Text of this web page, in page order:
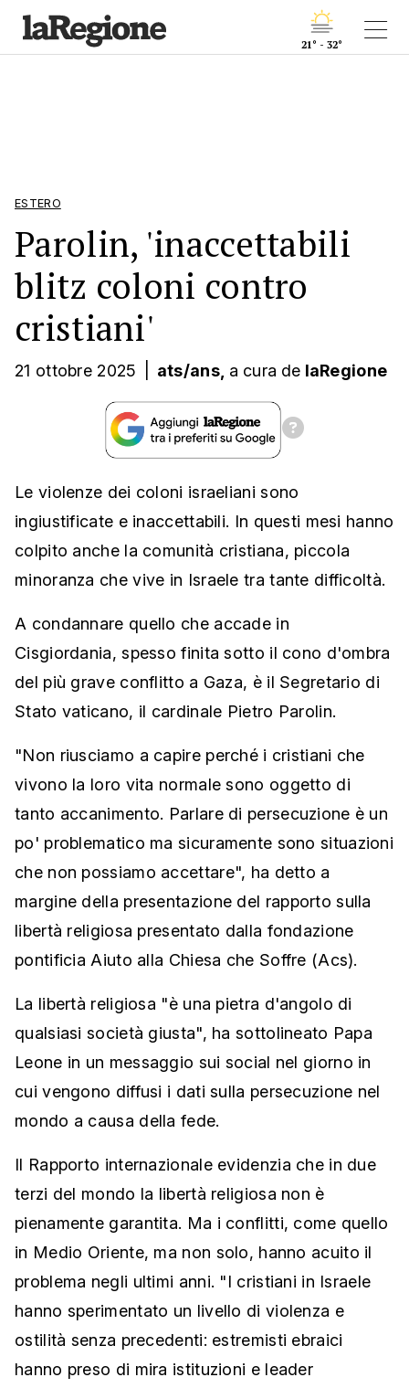
21° - 32°
ESTERO
Parolin, 'inaccettabili
blitz coloni contro
cristiani'
21 ottobre 2025 ats/ans, a cura de laRegione
Le violenze dei coloni israeliani sono
ingiustificate e inaccettabili. In questi mesi hanno
colpito anche la comunità cristiana, piccola
minoranza che vive in Israele tra tante difficoltà.
A condannare quello che accade in
Cisgiordania, spesso finita sotto il cono d'ombra
del più grave conflitto a Gaza, è il Segretario di
Stato vaticano, il cardinale Pietro Parolin.
"Non riusciamo a capire perché i cristiani che
vivono la loro vita normale sono oggetto di
tanto accanimento. Parlare di persecuzione è un
po' problematico ma sicuramente sono situazioni
che non possiamo accettare", ha detto a
margine della presentazione del rapporto sulla
libertà religiosa presentato dalla fondazione
pontificia Aiuto alla Chiesa che Soffre (Acs).
La libertà religiosa "è una pietra d'angolo di
qualsiasi società giusta", ha sottolineato Papa
Leone in un messaggio sui social nel giorno in
cui vengono diffusi i dati sulla persecuzione nel
mondo a causa della fede.
Il Rapporto internazionale evidenzia che in due
terzi del mondo la libertà religiosa non è
pienamente garantita. Ma i conflitti, come quello
in Medio Oriente, ma non solo, hanno acuito il
problema negli ultimi anni. "I cristiani in Israele
hanno sperimentato un livello di violenza e
ostilità senza precedenti: estremisti ebraici
hanno preso di mira istituzioni e leader